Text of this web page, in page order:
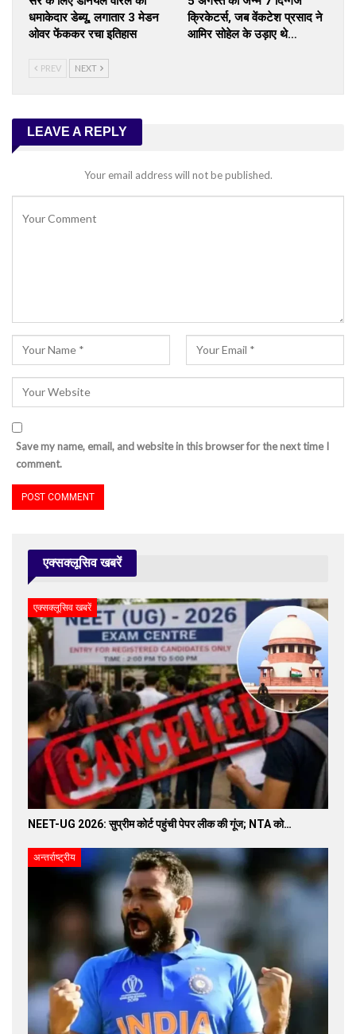
धमाकेदार डेब्यू, लगातार 3 मेडन
ओवर फेंककर रचा इतिहास
क्रिकेटर्स, जब वेंकटेश प्रसाद ने
आमिर सोहेल के उड़ाए थे…
PREV NEXT
LEAVE A REPLY
Your email address will not be published.
Save my name, email, and website in this browser for the next time I
comment.
एक्सक्लूसिव खबरें
एक्सक्लूसिव खबरें
NEET-UG 2026: सुप्रीम कोर्ट पहुंची पेपर लीक की गूंज; NTA को…
अन्तर्राष्ट्रीय